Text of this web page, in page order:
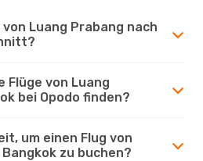
Luang Prabang nach
Flüge von Luang
bei Opodo finden?
um einen Flug von
zu buchen?